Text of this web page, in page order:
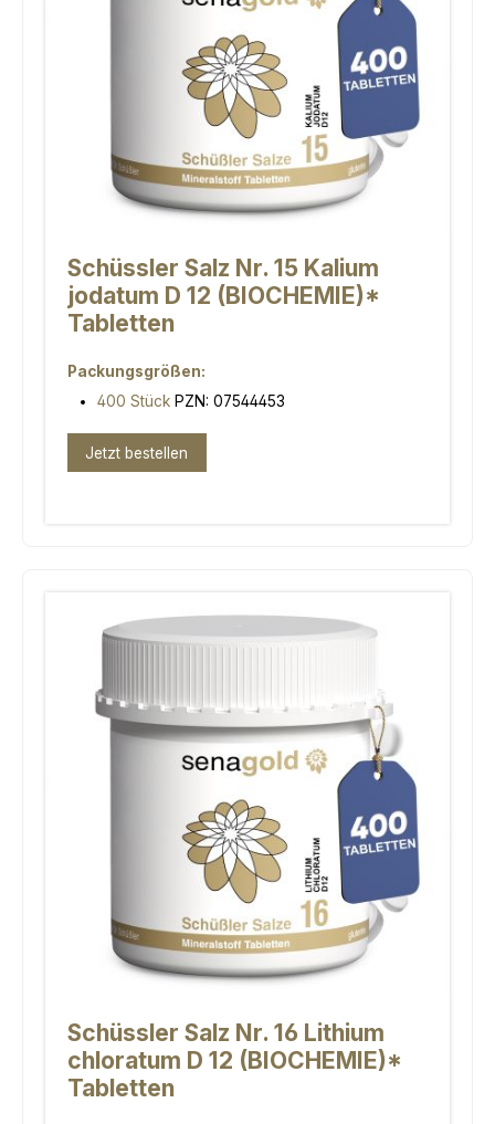
Schüssler Salz Nr. 15 Kalium
jodatum D 12 (BIOCHEMIE)*
Tabletten
Packungsgrößen:
400 Stück PZN: 07544453
Jetzt bestellen
Schüssler Salz Nr. 16 Lithium
chloratum D 12 (BIOCHEMIE)*
Tabletten